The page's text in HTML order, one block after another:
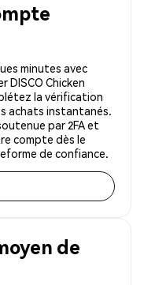
minutes avec
DISCO Chicken
la vérification
achats instantanés.
par 2FA et
compte dès le
de confiance.
de